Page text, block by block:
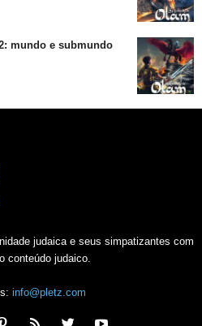
mundo e submundo
judaica e seus simpatizantes com
conteúdo judaico.
info@pletz.com